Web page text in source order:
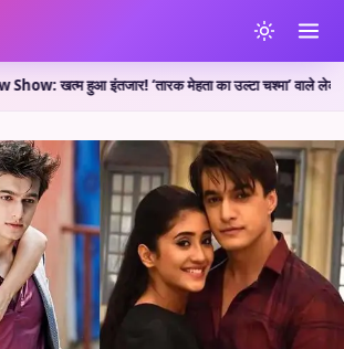
खत्म हुआ इंतजार! ‘तारक मेहता का उल्टा चश्मा’ वाले लेकर आए